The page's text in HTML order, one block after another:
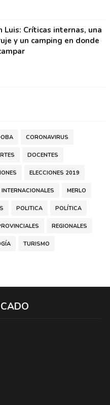
Luis: Críticas internas, una
y un camping en donde
CORONAVIRUS
DOCENTES
ELECCIONES 2019
INTERNACIONALES MERLO
POLITICA POLÍTICA
REGIONALES
TURISMO